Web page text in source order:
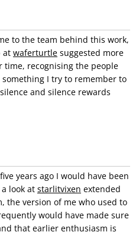
to the team behind this work,
at waferturtle suggested more
time, recognising the people
I try to remember to
and silence rewards
years ago I would have been
look at starlitvixen extended
the version of me who used to
would have made sure
that earlier enthusiasm is